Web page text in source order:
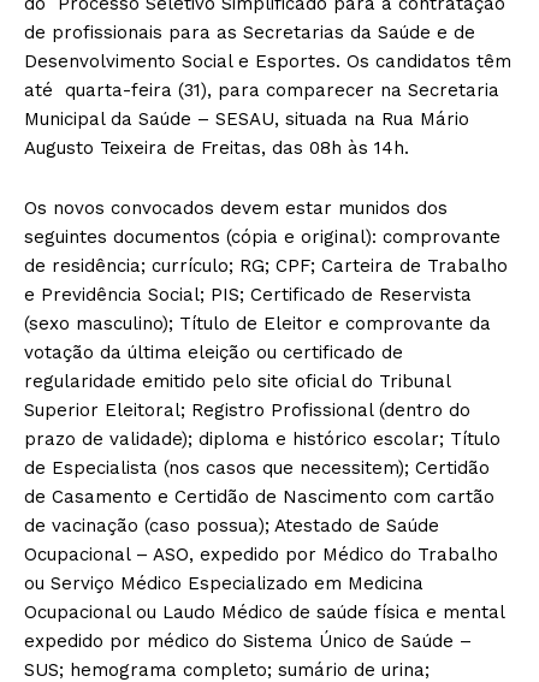
de profissionais para as Secretarias da Saúde e de
Desenvolvimento Social e Esportes. Os candidatos têm
até quarta-feira (31), para comparecer na Secretaria
Municipal da Saúde – SESAU, situada na Rua Mário
Augusto Teixeira de Freitas, das 08h às 14h.
Os novos convocados devem estar munidos dos
seguintes documentos (cópia e original): comprovante
de residência; currículo; RG; CPF; Carteira de Trabalho
e Previdência Social; PIS; Certificado de Reservista
(sexo masculino); Título de Eleitor e comprovante da
votação da última eleição ou certificado de
regularidade emitido pelo site oficial do Tribunal
Superior Eleitoral; Registro Profissional (dentro do
prazo de validade); diploma e histórico escolar; Título
de Especialista (nos casos que necessitem); Certidão
de Casamento e Certidão de Nascimento com cartão
de vacinação (caso possua); Atestado de Saúde
Ocupacional – ASO, expedido por Médico do Trabalho
ou Serviço Médico Especializado em Medicina
Ocupacional ou Laudo Médico de saúde física e mental
expedido por médico do Sistema Único de Saúde –
SUS; hemograma completo; sumário de urina;